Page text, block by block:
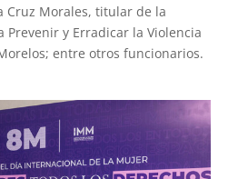
Cruz Morales, titular de la
Prevenir y Erradicar la Violencia
entre otros funcionarios.